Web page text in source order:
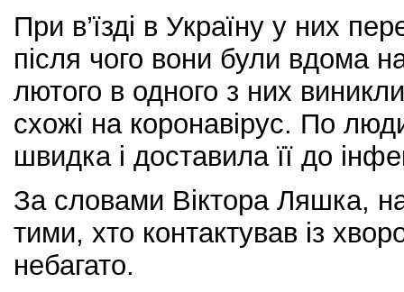
При в’їзді в Україну у них
після чого вони були вдома
лютого в одного з них
схожі на коронавірус. По
швидка і доставила її до
За словами Віктора Ляшка,
тими, хто контактував із
небагато.